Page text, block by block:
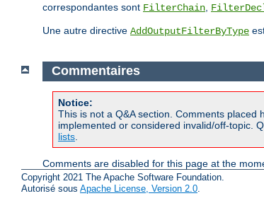
correspondantes sont FilterChain
Une autre directive AddOutputFilterByType
Commentaires
Notice:
This is not a Q&A section. Comments
implemented or considered invalid/off-topic.
lists
Comments are disabled for this page at the
Copyright 2021 The Apache Software Foundation.
Autorisé sous Apache License, Version 2.0